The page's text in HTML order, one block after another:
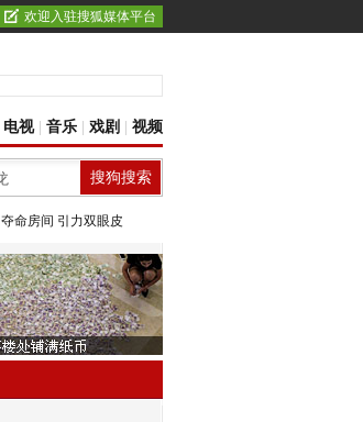
欢迎入驻搜狐媒体平台
电视| 音乐 戏剧 视频
夺命房间 引力双眼皮